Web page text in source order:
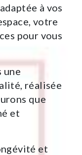
à vos
votre
pour vous
une
réalisée
que
et
et